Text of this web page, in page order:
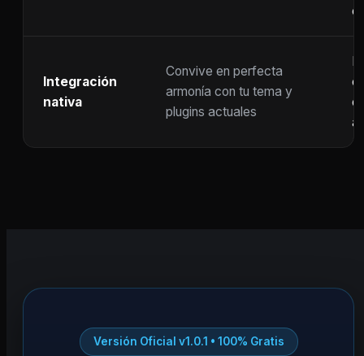
Integración
nativa
Convive en perfecta
armonía con tu tema y
plugins actuales
Versión Oficial v1.0.1 • 100% Gratis